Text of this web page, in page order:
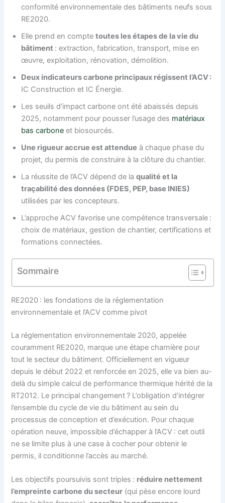
conformité environnementale des bâtiments neufs sous
RE2020.
Elle prend en comptetoutes les étapes de la vie du
bâtiment : extraction, fabrication, transport, mise en
œuvre, exploitation, rénovation, démolition.
Deux indicateurs carbone principaux régissent l’ACV :
IC Construction et IC Énergie.
Les seuils d’impact carbone ont été abaissés depuis
2025, notamment pour pousser l’usage des matériaux
bas carbone et biosourcés.
Une rigueur accrue est attendue à chaque phase du
projet, du permis de construire à la clôture du chantier.
La réussite de l’ACV dépend de laqualité et la
traçabilité des données (FDES, PEP, base INIES)
utilisées par les concepteurs.
L’approche ACV favorise une compétence transversale :
choix de matériaux, gestion de chantier, certifications et
formations connectées.
Sommaire
RE2020 : les fondations de la réglementation
environnementale et l’ACV comme pivot
La réglementation environnementale 2020, appelée
couramment RE2020, marque une étape charnière pour
tout le secteur du bâtiment. Officiellement en vigueur
depuis le début 2022 et renforcée en 2025, elle va bien au-
delà du simple calcul de performance thermique hérité de la
RT2012. Le principal changement ? L’obligation d’intégrer
l’ensemble du cycle de vie du bâtiment au sein du
processus de conception et d’exécution. Pour chaque
opération neuve, impossible d’échapper à l’ACV : cet outil
ne se limite plus à une case à cocher pour obtenir le
permis, il conditionne l’accès au marché.
Les objectifs poursuivis sont triples : réduire nettement
l’empreinte carbone du secteur (qui pèse encore lourd